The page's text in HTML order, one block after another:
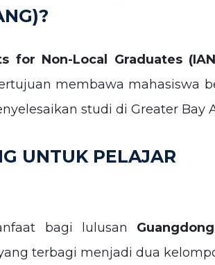
for Non-Local Graduates
membawa mahasiswa
studi di Greater Bay
UNTUK PELAJAR
bagi lulusan
terbagi menjadi dua